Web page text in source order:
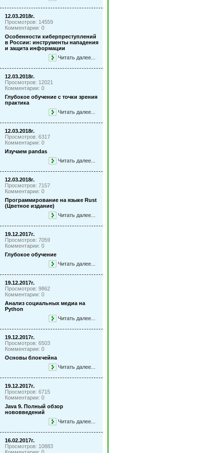
12.03.2018г.
Просмотров: 14559
Комментарии: 0
Особенности киберпреступлений
в России: инструменты нападения
и защита информации
Читать далее...
12.03.2018г.
Просмотров: 12021
Комментарии: 0
Глубокое обучение с точки зрения
практика
Читать далее...
12.03.2018г.
Просмотров: 6317
Комментарии: 0
Изучаем pandas
Читать далее...
12.03.2018г.
Просмотров: 7157
Комментарии: 0
Программирование на языке Rust
(Цветное издание)
Читать далее...
19.12.2017г.
Просмотров: 7059
Комментарии: 0
Глубокое обучение
Читать далее...
19.12.2017г.
Просмотров: 9862
Комментарии: 0
Анализ социальных медиа на
Python
Читать далее...
19.12.2017г.
Просмотров: 6503
Комментарии: 0
Основы блокчейна
Читать далее...
19.12.2017г.
Просмотров: 6715
Комментарии: 0
Java 9. Полный обзор
нововведений
Читать далее...
16.02.2017г.
Просмотров: 10883